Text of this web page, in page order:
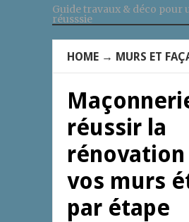
Guide travaux & déco pour
réusssie
HOME → MURS ET
réussir la
rénovation
vos murs
par étape